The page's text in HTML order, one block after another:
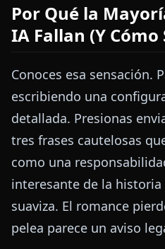
Por Qué la
IA Fallan (Y
Conoces esa sensación.
escribiendo una
detallada. Presionas
tres frases cautelosas
como una
interesante de la historia
suaviza. El romance
pelea parece un aviso